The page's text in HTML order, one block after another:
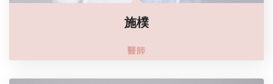
施樸
醫師